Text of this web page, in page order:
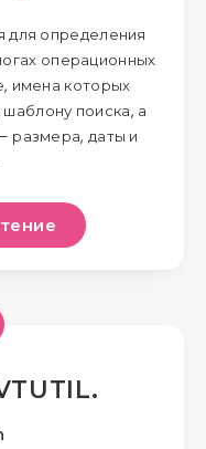
для определения
операционных
имена которых
поиска, а
размера, даты и